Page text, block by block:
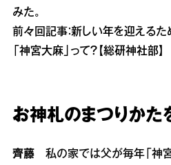
みた。
前々回記事：新しい年を迎えるた
「神宮大麻」って？【総研神社部】
お神札のまつりかた
齊藤 私の家では父が毎年「神宮